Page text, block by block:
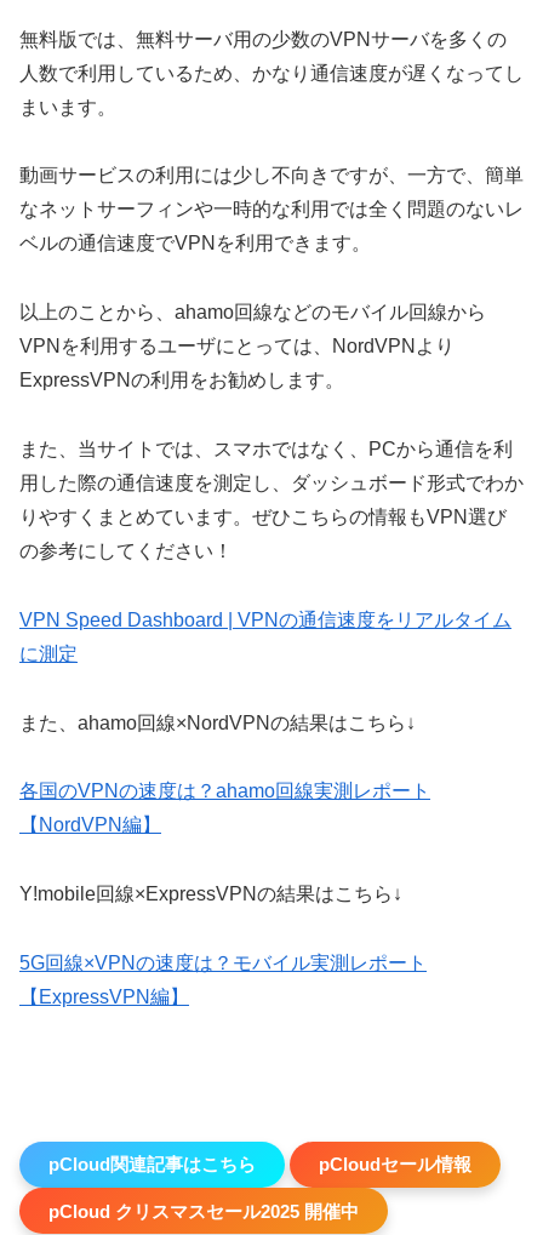
無料版では、無料サーバ用の少数のVPNサーバを多くの
人数で利用しているため、かなり通信速度が遅くなってし
まいます。
動画サービスの利用には少し不向きですが、一方で、簡単
なネットサーフィンや一時的な利用では全く問題のないレ
ベルの通信速度でVPNを利用できます。
以上のことから、ahamo回線などのモバイル回線から
VPNを利用するユーザにとっては、NordVPNより
ExpressVPNの利用をお勧めします。
また、当サイトでは、スマホではなく、PCから通信を利
用した際の通信速度を測定し、ダッシュボード形式でわか
りやすくまとめています。ぜひこちらの情報もVPN選び
の参考にしてください！
VPN Speed Dashboard | VPNの通信速度をリアルタイム
に測定
また、ahamo回線×NordVPNの結果はこちら↓
各国のVPNの速度は？ahamo回線実測レポート
【NordVPN編】
Y!mobile回線×ExpressVPNの結果はこちら↓
5G回線×VPNの速度は？モバイル実測レポート
【ExpressVPN編】
pCloud関連記事はこちら pCloudセール情報
pCloud クリスマスセール2025 開催中